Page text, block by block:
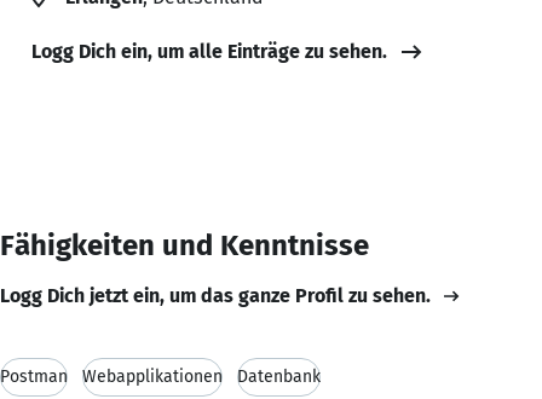
Logg Dich ein, um alle Einträge zu sehen.
Fähigkeiten und Kenntnisse
Logg Dich jetzt ein, um das ganze Profil zu sehen.
Postman Webapplikationen Datenbank